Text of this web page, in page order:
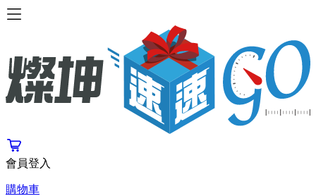
會員登入
購物車